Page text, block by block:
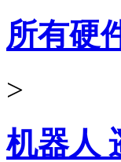
所有硬
>
机器人